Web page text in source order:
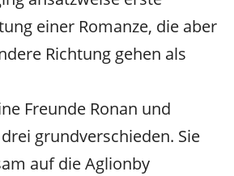
einer Romanze, die aber
Richtung gehen als
Freunde Ronan und
grundverschieden. Sie
auf die Aglionby